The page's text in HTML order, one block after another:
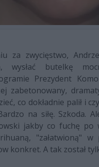
za zwycięstwo,
wysłać butelkę
Prezydent
zabetonowany,
co dokładnie palił i
na siłę. Szkoda.
jakby co fuchę po
"załatwioną"
konkret. A tak został